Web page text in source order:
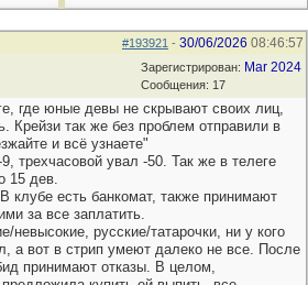
#193921 - 30/06/2026 08:46:57
Зарегистрирован: Mar 2024
Сообщения: 17
где юные девы не скрывают своих лиц,
Крейзи так же без проблем отправили в
и всё узнаете"
трехчасовой увал -50. Так же в телеге
15 дев.
клубе есть банкомат, также принимают
за все заплатить.
невысокие, русские/татарочки, ни у кого
а вот в стрип умеют далеко не все. После
принимают отказы. В целом,